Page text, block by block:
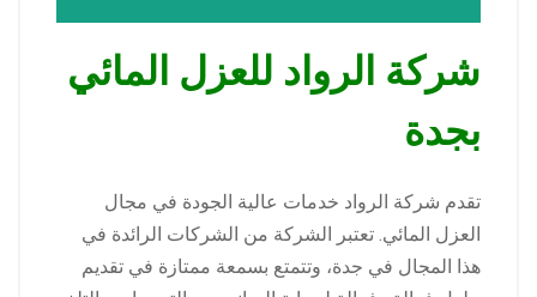
شركة الرواد للعزل المائي
بجدة
تقدم شركة الرواد خدمات عالية الجودة في مجال
العزل المائي. تعتبر الشركة من الشركات الرائدة في
هذا المجال في جدة، وتتمتع بسمعة ممتازة في تقديم